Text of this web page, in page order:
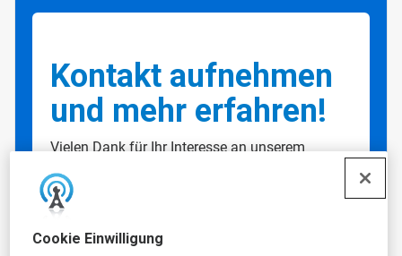
Cookie Einwilligung
Kontakt aufnehmen
und mehr erfahren!
Vielen Dank für Ihr Interesse an unserem
füllen Sie dieses Formular aus, um mehr
darüber zu erfahren, wie Sie mithilfe dieses
Unternehmensziele erreichen können.